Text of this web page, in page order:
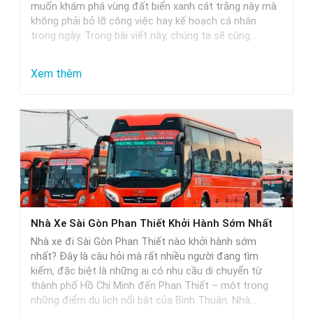
Chọn
Hoàn
Đôi
muốn khám phá vùng đất biển xanh cát trắng này mà
không phải bỏ lỡ công việc hay kế hoạch cá nhân
trong ngày. Trong bài viết này, chúng ta sẽ cùng…
Xem thêm:
Xe
Đi
Phan
Thiết
Từ
Sài
Gòn
Khởi
Hành
Trễ
Nhất
Nhà Xe Sài Gòn Phan Thiết Khởi Hành Sớm Nhất
Nhà xe đi Sài Gòn Phan Thiết nào khởi hành sớm
nhất? Đây là câu hỏi mà rất nhiều người đang tìm
kiếm, đặc biệt là những ai có nhu cầu di chuyển từ
thành phố Hồ Chí Minh đến Phan Thiết – một trong
những điểm du lịch nổi bật của Bình Thuận. Nhà…